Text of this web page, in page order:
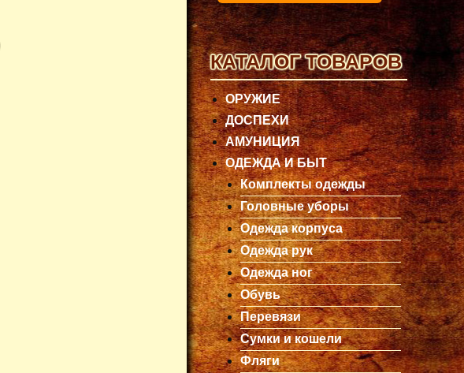
КАТАЛОГ ТОВАРОВ
ОРУЖИЕ
ДОСПЕХИ
АМУНИЦИЯ
ОДЕЖДА И БЫТ
Комплекты одежды
Головные уборы
Одежда корпуса
Одежда рук
Одежда ног
Обувь
Перевязи
Сумки и кошели
Фляги